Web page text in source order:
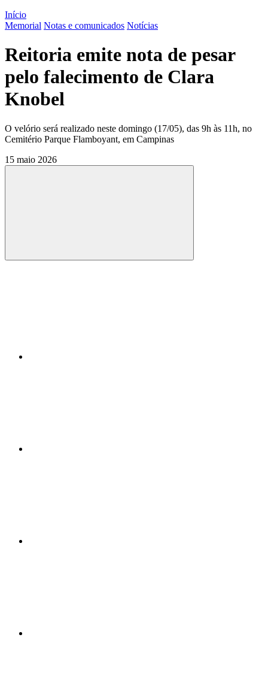
Início
Memorial Notas e comunicados Notícias
Reitoria emite nota de pesar
pelo falecimento de Clara
Knobel
O velório será realizado neste domingo (17/05), das 9h às 11h, no
Cemitério Parque Flamboyant, em Campinas
15 maio 2026
Compartilhar